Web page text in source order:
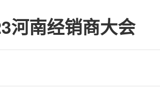
投资并购
能源化工与环保
马来西亚
河南经销商大会